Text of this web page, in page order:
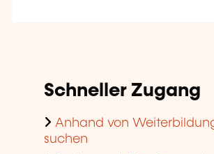
Schneller Zugang
Anhand von
suchen